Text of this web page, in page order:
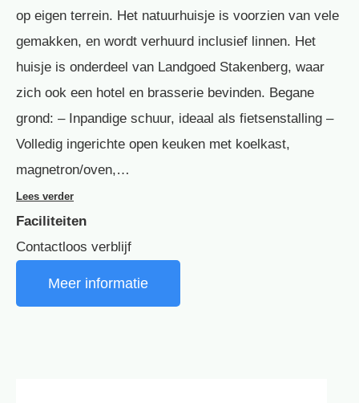
op eigen terrein. Het natuurhuisje is voorzien van vele
gemakken, en wordt verhuurd inclusief linnen. Het
huisje is onderdeel van Landgoed Stakenberg, waar
zich ook een hotel en brasserie bevinden. Begane
grond: – Inpandige schuur, ideaal als fietsenstalling –
Volledig ingerichte open keuken met koelkast,
magnetron/oven,…
Lees verder
Faciliteiten
Contactloos verblijf
Meer informatie